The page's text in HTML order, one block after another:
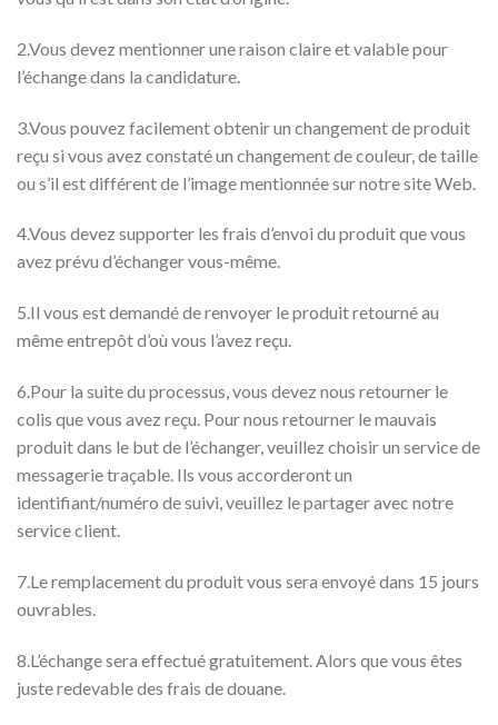
2.Vous devez mentionner une raison claire et valable pour
l’échange dans la candidature.
3.Vous pouvez facilement obtenir un changement de produit
reçu si vous avez constaté un changement de couleur, de taille
ou s’il est différent de l’image mentionnée sur notre site Web.
4.Vous devez supporter les frais d’envoi du produit que vous
avez prévu d’échanger vous-même.
5.Il vous est demandé de renvoyer le produit retourné au
même entrepôt d’où vous l’avez reçu.
6.Pour la suite du processus, vous devez nous retourner le
colis que vous avez reçu. Pour nous retourner le mauvais
produit dans le but de l’échanger, veuillez choisir un service de
messagerie traçable. Ils vous accorderont un
identifiant/numéro de suivi, veuillez le partager avec notre
service client.
7.Le remplacement du produit vous sera envoyé dans 15 jours
ouvrables.
8.L’échange sera effectué gratuitement. Alors que vous êtes
juste redevable des frais de douane.